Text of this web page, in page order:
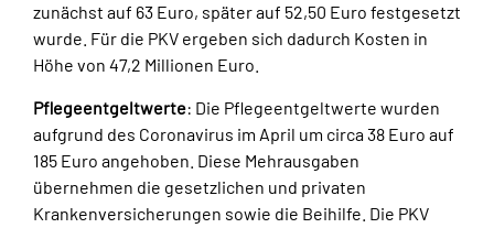
zunächst auf 63 Euro, später auf 52,50 Euro festgesetzt
wurde. Für die PKV ergeben sich dadurch Kosten in
Höhe von 47,2 Millionen Euro.
Pflegeentgeltwerte: Die Pflegeentgeltwerte wurden
aufgrund des Coronavirus im April um circa 38 Euro auf
185 Euro angehoben. Diese Mehrausgaben
übernehmen die gesetzlichen und privaten
Krankenversicherungen sowie die Beihilfe. Die PKV